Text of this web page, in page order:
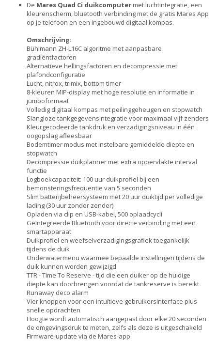
De Mares Quad Ci duikcomputermet luchtintegratie, een
kleurenscherm, bluetooth verbinding met de gratis Mares App
op je telefoon en een ingebouwd digitaal kompas.
Omschrijving:
Bühlmann ZH-L16C algoritme met aanpasbare
gradiëntfactoren
Alternatieve hellingsfactoren en decompressie met
plafondconfiguratie
Lucht, nitrox, trimix, bottom timer
8-kleuren MIP-display met hoge resolutie en informatie in
jumboformaat
Volledig digitaal kompas met peilinggeheugen en stopwatch
Slangloze tankgegevensintegratie voor maximaal vijf zenders
Kleurgecodeerde tankdruk en verzadigingsniveau in één
oogopslag afleesbaar
Bodemtimer modus met instelbare gemiddelde diepte en
stopwatch
Decompressie duikplanner met extra oppervlakte interval
functie
Logboekcapaciteit: 100 uur duikprofiel bij een
bemonsteringsfrequentie van 5 seconden
Slim batterijbeheersysteem met 20 uur duiktijd per volledige
lading (30 uur zonder zender)
Opladen via clip en USB-kabel, 500 oplaadcycli
Geïntegreerde Bluetooth voor directe verbinding met een
smartapparaat
Duikprofiel en weefselverzadigingsgrafiek toegankelijk
tijdens de duik
Onderwatermenu waarmee bepaalde instellingen tijdens de
duik kunnen worden gewijzigd
TTR - Time To Reserve - tijd die een duiker op de huidige
diepte kan doorbrengen voordat de tankreserve is bereikt
Runaway deco alarm
Vier knoppen voor een intuïtieve gebruikersinterface plus
snelle opdrachten
Hoogte wordt automatisch aangepast door elke 20 seconden
de omgevingsdruk te meten, zelfs als deze is uitgeschakeld
Firmware-update via de Mares-app